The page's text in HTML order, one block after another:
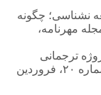
نشناسی؛ چگونه
مهرنامه،
ترجمانی
«رخداد»؛ ترجمه و دیگر چه؟، مجله مهرنامه، شماره ۲۰، فروردین